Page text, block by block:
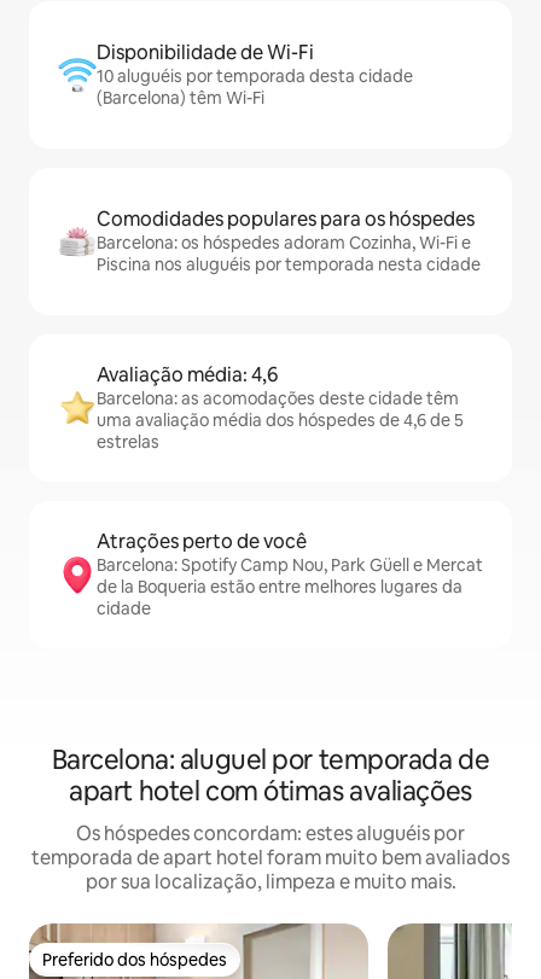
Disponibilidade de Wi-Fi
10 aluguéis por temporada desta cidade
(Barcelona) têm Wi-Fi
Comodidades populares para os hóspedes
Barcelona: os hóspedes adoram Cozinha, Wi-Fi e
Piscina nos aluguéis por temporada nesta cidade
Avaliação média: 4,6
Barcelona: as acomodações deste cidade têm
uma avaliação média dos hóspedes de 4,6 de 5
estrelas
Atrações perto de você
Barcelona: Spotify Camp Nou, Park Güell e Mercat
de la Boqueria estão entre melhores lugares da
cidade
Barcelona: aluguel por temporada de
apart hotel com ótimas avaliações
Os hóspedes concordam: estes aluguéis por
temporada de apart hotel foram muito bem avaliados
por sua localização, limpeza e muito mais.
Preferido dos hóspedes
Preferido dos hóspedes